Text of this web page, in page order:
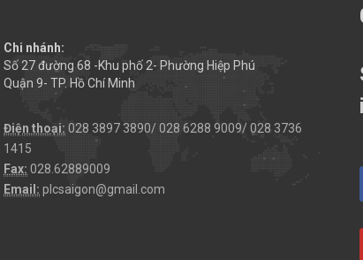
Chi nhánh:
Số 27 đường 68 -Khu phố 2- Phường Hiệp Phú
Quận 9- TP. Hồ Chí Minh
Điện thoại: 028 3897 3890/ 028 6288 9009/ 028 3736
1415
Fax: 028.62889009
Email: plcsaigon@gmail.com